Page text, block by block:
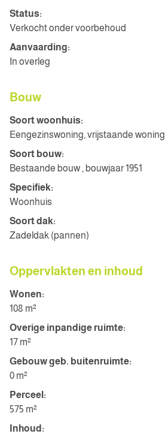
Status:
Verkocht onder voorbehoud
Aanvaarding:
In overleg
Bouw
Soort woonhuis:
Eengezinswoning, vrijstaande woning
Soort bouw:
Bestaande bouw , bouwjaar 1951
Specifiek:
Woonhuis
Soort dak:
Zadeldak (pannen)
Oppervlakten en inhoud
Wonen:
108 m²
Overige inpandige ruimte:
17 m²
Gebouw geb. buitenruimte:
0 m²
Perceel:
575 m²
Inhoud: